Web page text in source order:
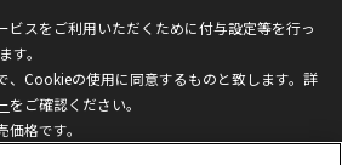
スをご利用いただくために付与設定等を行っ
す。
Cookieの使用に同意するものと致します。詳
をご確認ください。
格です。